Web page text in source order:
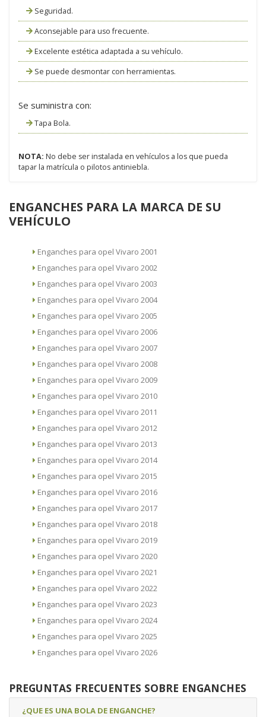
Seguridad.
Aconsejable para uso frecuente.
Excelente estética adaptada a su vehículo.
Se puede desmontar con herramientas.
Se suministra con:
Tapa Bola.
NOTA: No debe ser instalada en vehículos a los que pueda
tapar la matrícula o pilotos antiniebla.
ENGANCHES PARA LA MARCA DE SU
VEHÍCULO
Enganches para opel Vivaro 2001
Enganches para opel Vivaro 2002
Enganches para opel Vivaro 2003
Enganches para opel Vivaro 2004
Enganches para opel Vivaro 2005
Enganches para opel Vivaro 2006
Enganches para opel Vivaro 2007
Enganches para opel Vivaro 2008
Enganches para opel Vivaro 2009
Enganches para opel Vivaro 2010
Enganches para opel Vivaro 2011
Enganches para opel Vivaro 2012
Enganches para opel Vivaro 2013
Enganches para opel Vivaro 2014
Enganches para opel Vivaro 2015
Enganches para opel Vivaro 2016
Enganches para opel Vivaro 2017
Enganches para opel Vivaro 2018
Enganches para opel Vivaro 2019
Enganches para opel Vivaro 2020
Enganches para opel Vivaro 2021
Enganches para opel Vivaro 2022
Enganches para opel Vivaro 2023
Enganches para opel Vivaro 2024
Enganches para opel Vivaro 2025
Enganches para opel Vivaro 2026
PREGUNTAS FRECUENTES SOBRE ENGANCHES
¿QUE ES UNA BOLA DE ENGANCHE?